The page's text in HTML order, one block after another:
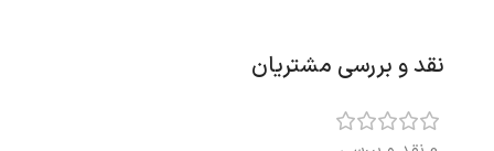
نقد و بررسی مشتریان